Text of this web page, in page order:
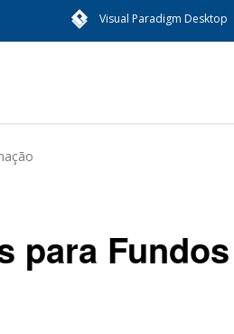
Visual Paradigm Desktop
para